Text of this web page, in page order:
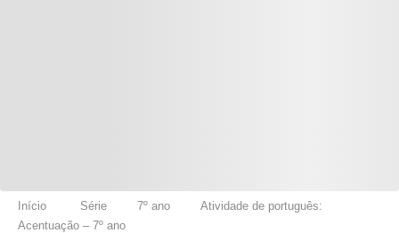
Início Série 7º ano
Atividade de português:
Acentuação – 7º ano